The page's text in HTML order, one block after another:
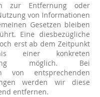
zur Entfernung oder
von Informationen
Gesetzen bleiben
Eine diesbezügliche
erst ab dem Zeitpunkt
einer konkreten
möglich. Bei
von entsprechenden
werden wir diese
entfernen.